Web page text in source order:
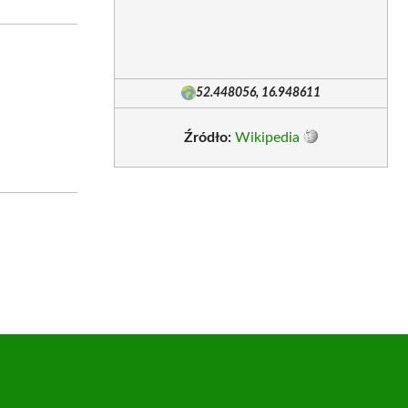
52.448056, 16.948611
Źródło: Wikipedia